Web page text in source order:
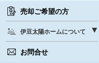
売却ご希望の方
伊豆太陽ホームについて
お問合せ